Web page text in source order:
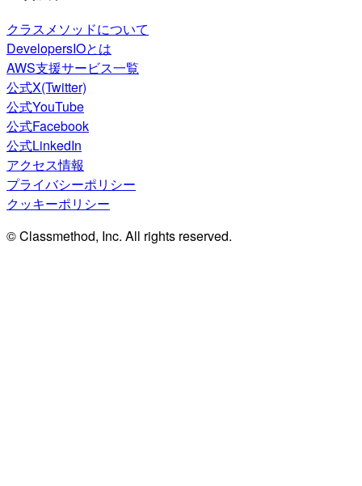
クラスメソッドについて
DevelopersIOとは
AWS支援サービス一覧
公式X(Twitter)
公式YouTube
公式Facebook
公式LinkedIn
アクセス情報
プライバシーポリシー
クッキーポリシー
© Classmethod, Inc. All rights reserved.